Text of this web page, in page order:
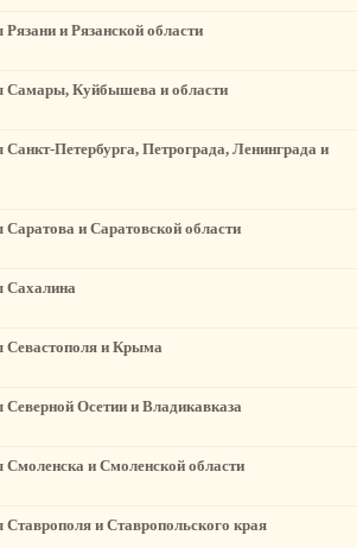
и Рязанской области
Самары, Куйбышева и области
Петербурга, Петрограда, Ленинграда и
и Саратовской области
Сахалина
Севастополя и Крыма
Осетии и Владикавказа
и Смоленской области
и Ставропольского края